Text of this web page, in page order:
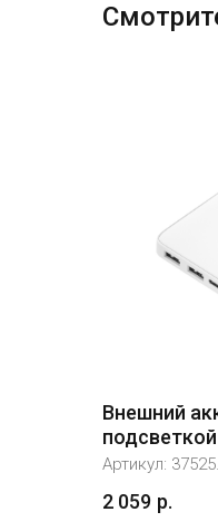
Внешний
белый
Артикул:
2 059 р.